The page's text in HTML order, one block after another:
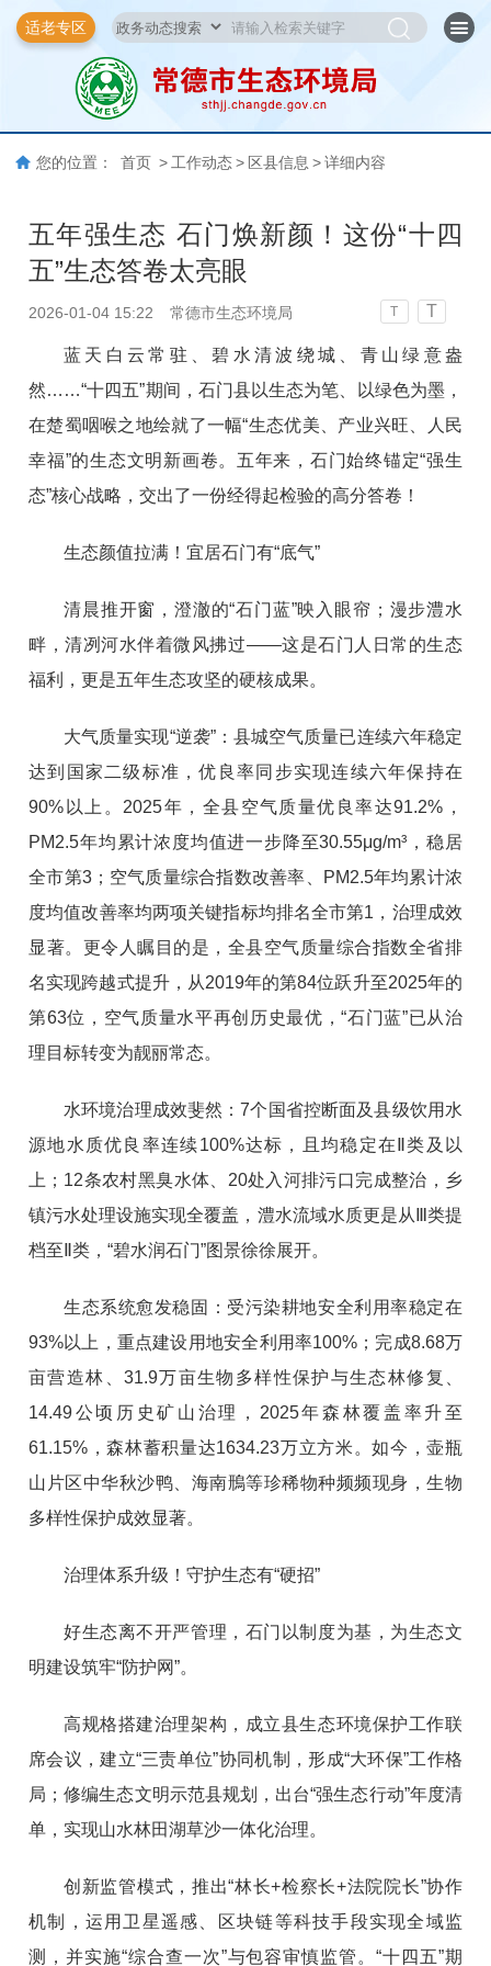
适老专区
您的位置： 首页 > 工作动态 > 区县信息 > 详细内容
五年强生态 石门焕新颜！这份“十四
五”生态答卷太亮眼
2026-01-04 15:22 常德市生态环境局 T T
蓝天白云常驻、碧水清波绕城、青山绿意盎
然……“十四五”期间，石门县以生态为笔、以绿色为墨，
在楚蜀咽喉之地绘就了一幅“生态优美、产业兴旺、人民
幸福”的生态文明新画卷。五年来，石门始终锚定“强生
态”核心战略，交出了一份经得起检验的高分答卷！
生态颜值拉满！宜居石门有“底气”
清晨推开窗，澄澈的“石门蓝”映入眼帘；漫步澧水
畔，清冽河水伴着微风拂过——这是石门人日常的生态
福利，更是五年生态攻坚的硬核成果。
大气质量实现“逆袭”：县城空气质量已连续六年稳定
达到国家二级标准，优良率同步实现连续六年保持在
90%以上。2025年，全县空气质量优良率达91.2%，
PM2.5年均累计浓度均值进一步降至30.55μg/m³，稳居
全市第3；空气质量综合指数改善率、PM2.5年均累计浓
度均值改善率均两项关键指标均排名全市第1，治理成效
显著。更令人瞩目的是，全县空气质量综合指数全省排
名实现跨越式提升，从2019年的第84位跃升至2025年的
第63位，空气质量水平再创历史最优，“石门蓝”已从治
理目标转变为靓丽常态。
水环境治理成效斐然：7个国省控断面及县级饮用水
源地水质优良率连续100%达标，且均稳定在Ⅱ类及以
上；12条农村黑臭水体、20处入河排污口完成整治，乡
镇污水处理设施实现全覆盖，澧水流域水质更是从Ⅲ类提
档至Ⅱ类，“碧水润石门”图景徐徐展开。
生态系统愈发稳固：受污染耕地安全利用率稳定在
93%以上，重点建设用地安全利用率100%；完成8.68万
亩营造林、31.9万亩生物多样性保护与生态林修复、
14.49公顷历史矿山治理，2025年森林覆盖率升至
61.15%，森林蓄积量达1634.23万立方米。如今，壶瓶
山片区中华秋沙鸭、海南鳽等珍稀物种频频现身，生物
多样性保护成效显著。
治理体系升级！守护生态有“硬招”
好生态离不开严管理，石门以制度为基，为生态文
明建设筑牢“防护网”。
高规格搭建治理架构，成立县生态环境保护工作联
席会议，建立“三责单位”协同机制，形成“大环保”工作格
局；修编生态文明示范县规划，出台“强生态行动”年度清
单，实现山水林田湖草沙一体化治理。
创新监管模式，推出“林长+检察长+法院院长”协作
机制，运用卫星遥感、区块链等科技手段实现全域监
测，并实施“综合查一次”与包容审慎监管。“十四五”期